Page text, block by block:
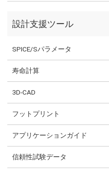
設計支援ツール
SPICE/Sパラメータ
寿命計算
3D-CAD
フットプリント
アプリケーションガイド
信頼性試験データ